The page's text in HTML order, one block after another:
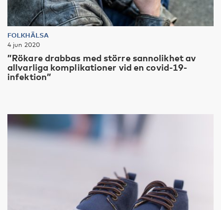
FOLKHÄLSA
4 jun 2020
”Rökare drabbas med större sannolikhet av
allvarliga komplikationer vid en covid-19-
infektion”